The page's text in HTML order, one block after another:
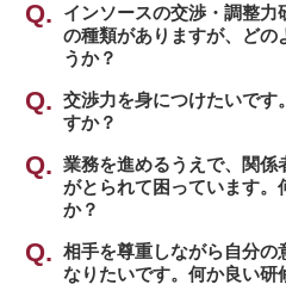
インソース公開講座の交
トは、「Win-Winのゴール
活用できる」ことです。
営業活動や社内会議、プロ
な場面で交渉力と調整力は
利益も確保し、関係者全
とをゴールと考えることが
整のゴールを正しく理解し
合意を得るコミュニケーシ
お互いに納得できる結論に
インソースの交渉・調整力
の種類がありますが、どの
うか？
インソース公開講座の交渉
分けて２種類のものがあり
①交渉・調整の場で役立つ
相手とこちらの言い分を整
②会議を改善するための進
交渉力を身につけたいです
すか？
議論を通じて合意点を探る
向上研修～ネゴシエーシ
をおすすめします。
【対象者】
業務を進めるうえで、関係
がとられて困っています。
か？
関係者との調整を図るスキ
発揮研修」をおすすめしま
相手を尊重しながら自分の
なりたいです。何か良い研